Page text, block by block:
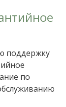
поддержку
по